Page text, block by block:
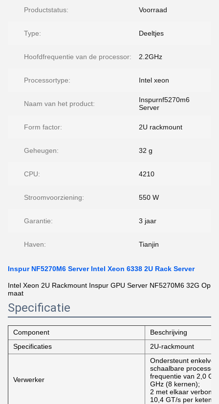
Productstatus: Voorraad
Type: Deeltjes
Hoofdfrequentie van de processor: 2.2GHz
Processortype: Intel xeon
Naam van het product:
Inspurnf5270m6
Server
Form factor: 2U rackmount
Geheugen: 32 g
CPU: 4210
Stroomvoorziening: 550 W
Garantie: 3 jaar
Haven: Tianjin
Inspur NF5270M6 Server Intel Xeon 6338 2U Rack Server
Intel Xeon 2U Rackmount Inspur GPU Server NF5270M6 32G Op
maat
Specificatie
Component
Beschrijving
Specificaties
2U-rackmount
Verwerker
Ondersteunt
schaalbare
frequentie van 2,0
GHz (8 kernen);
2 met elkaar
10,4 GT/s per keten